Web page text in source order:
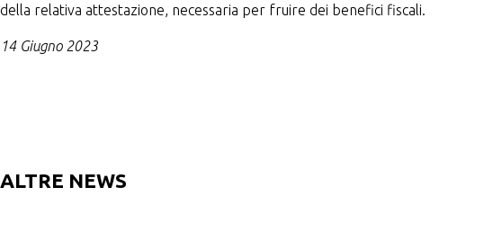
della relativa attestazione, necessaria per fruire dei benefici fiscali.
14 Giugno 2023
ALTRE NEWS